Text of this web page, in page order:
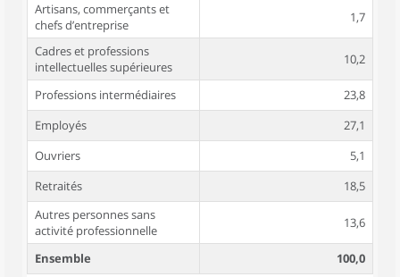
Artisans, commerçants et
chefs d’entreprise
1,7
Cadres et professions
intellectuelles supérieures
10,2
Professions intermédiaires
23,8
Employés
27,1
Ouvriers
5,1
Retraités
18,5
Autres personnes sans
activité professionnelle
13,6
Ensemble
100,0